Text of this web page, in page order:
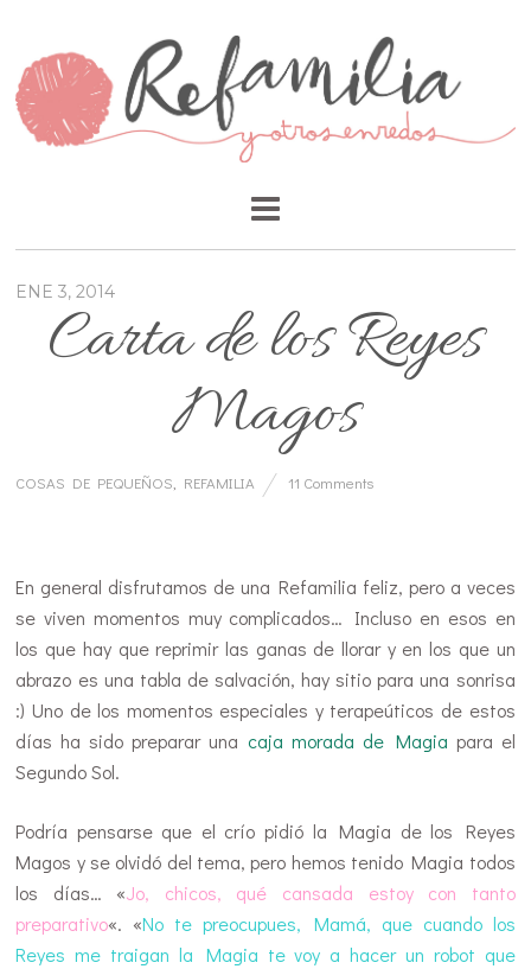
ENE 3, 2014
Carta de los Reyes
Magos
COSAS DE PEQUEÑOS REFAMILIA 11 Comments
En general disfrutamos de una Refamilia feliz, pero a veces
se viven momentos muy complicados… Incluso en esos en
los que hay que reprimir las ganas de llorar y en los que un
abrazo es una tabla de salvación, hay sitio para una sonrisa
:) Uno de los momentos especiales y terapeúticos de estos
días ha sido preparar una caja morada de Magia para el
Segundo Sol.
Podría pensarse que el crío pidió la Magia de los Reyes
Magos y se olvidó del tema, pero hemos tenido Magia todos
los días… «Jo, chicos, qué cansada estoy con tanto
preparativo«. «No te preocupues, Mamá, que cuando los
Reyes me traigan la Magia te voy a hacer un robot que